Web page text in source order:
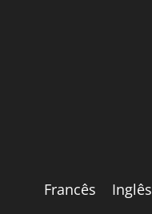
Francês Inglês